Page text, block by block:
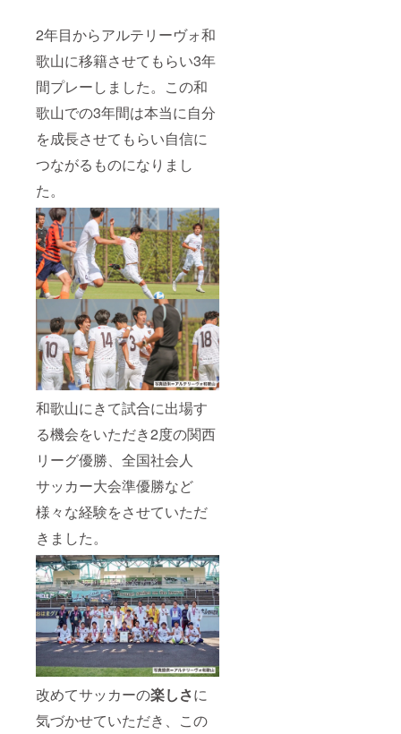
2年目からアルテリーヴォ和
歌山に移籍させてもらい3年
間プレーしました。この和
歌山での3年間は本当に自分
を成長させてもらい自信に
つながるものになりまし
た。
和歌山にきて試合に出場す
る機会をいただき2度の関西
リーグ優勝、全国社会人
サッカー大会準優勝など
様々な経験をさせていただ
きました。
改めてサッカーの楽しさに
気づかせていただき、この